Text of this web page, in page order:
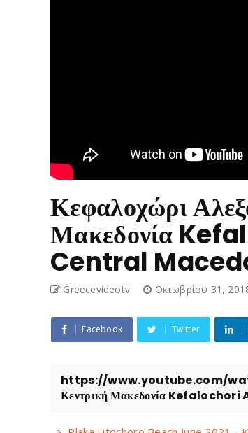
Κεφαλοχώρι
Μακεδονία
Central
Greecevideotv Οκτωβρίου 31,
Facebook Twitter
https://www.youtube.com/
Κεντρική Μακεδονία